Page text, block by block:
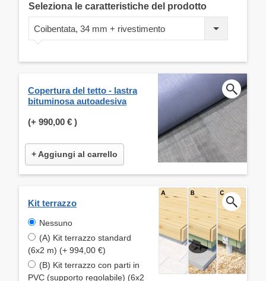
Seleziona le caratteristiche del prodotto
Coibentata, 34 mm + rivestimento
Copertura del tetto - lastra
bituminosa autoadesiva
(+ 990,00 € )
+ Aggiungi al carrello
Kit terrazzo
Nessuno
(A) Kit terrazzo standard
(6x2 m) (+ 994,00 €)
(B) Kit terrazzo con parti in
PVC (supporto regolabile) (6x2